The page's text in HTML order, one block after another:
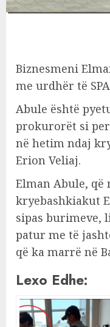
Biznesmeni
me urdhër të
Abule është
prokurorët si
në hetim ndaj
Erion Veliaj.
Elman Abule,
kryebashkiakut
sipas burimeve,
patur me të
që ka marrë në
Lexo Edhe: